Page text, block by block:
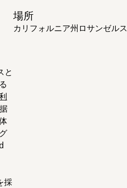
場所
カリフォルニア州ロサンゼルス
と
採